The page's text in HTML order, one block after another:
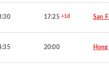
17:25 +1d San
20:00